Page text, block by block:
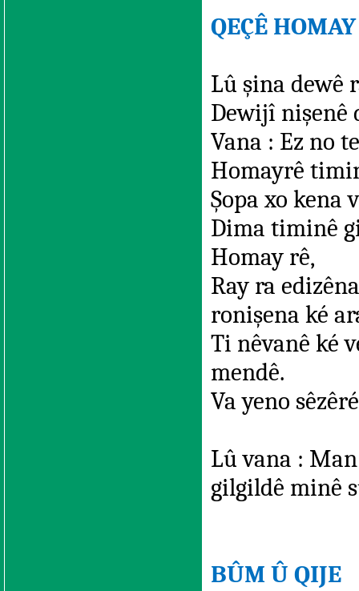
QEÇÊ
Lû şina dewê
Dewijî nişenê
Vana : Ez no
Homayrê
Şopa xo kena
Dima timinê
Homay rê,
Ray ra
ronişena ké
Ti nêvanê ké
mendê.
Va yeno
Lû vana :
gilgildê minê
BÛM Û QIJE